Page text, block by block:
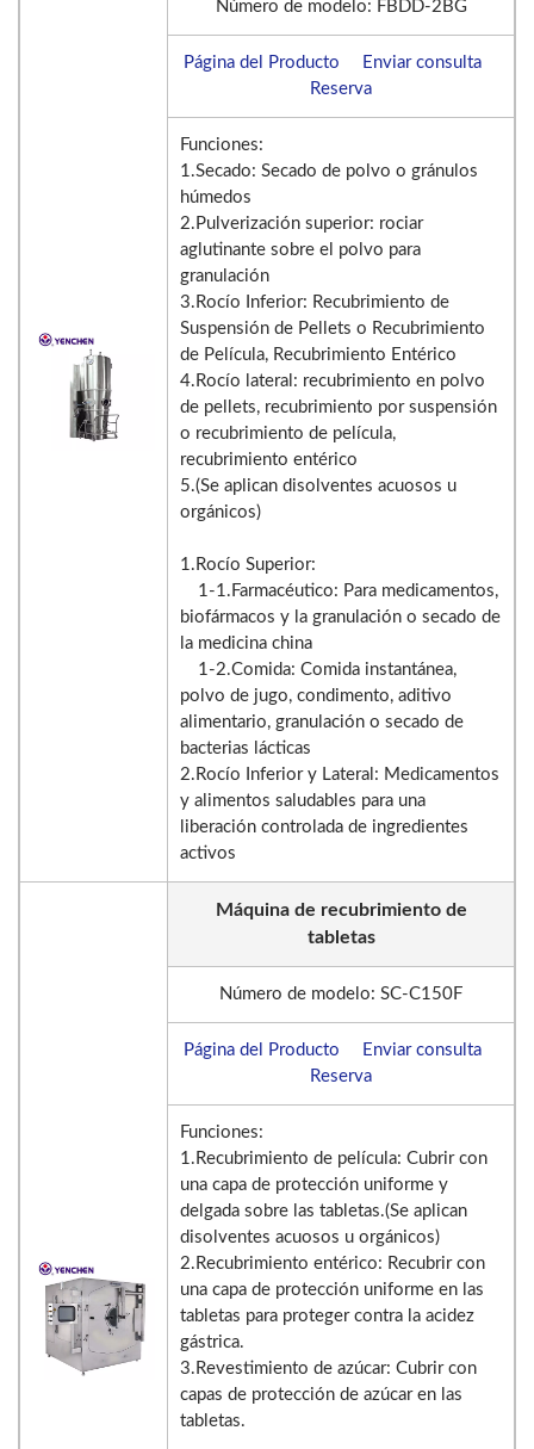
Número de modelo: FBDD-2BG
Página del Producto
Enviar consulta
Reserva
Funciones:
1.Secado: Secado de polvo o gránulos
húmedos
2.Pulverización superior: rociar
aglutinante sobre el polvo para
granulación
3.Rocío Inferior: Recubrimiento de
Suspensión de Pellets o Recubrimiento
de Película, Recubrimiento Entérico
4.Rocío lateral: recubrimiento en polvo
de pellets, recubrimiento por suspensión
o recubrimiento de película,
recubrimiento entérico
5.(Se aplican disolventes acuosos u
orgánicos)
1.Rocío Superior:
1-1.Farmacéutico: Para medicamentos,
biofármacos y la granulación o secado de
la medicina china
1-2.Comida: Comida instantánea,
polvo de jugo, condimento, aditivo
alimentario, granulación o secado de
bacterias lácticas
2.Rocío Inferior y Lateral: Medicamentos
y alimentos saludables para una
liberación controlada de ingredientes
activos
Máquina de recubrimiento de
tabletas
Número de modelo: SC-C150F
Página del Producto
Enviar consulta
Reserva
Funciones:
1.Recubrimiento de película: Cubrir con
una capa de protección uniforme y
delgada sobre las tabletas.(Se aplican
disolventes acuosos u orgánicos)
2.Recubrimiento entérico: Recubrir con
una capa de protección uniforme en las
tabletas para proteger contra la acidez
gástrica.
3.Revestimiento de azúcar: Cubrir con
capas de protección de azúcar en las
tabletas.